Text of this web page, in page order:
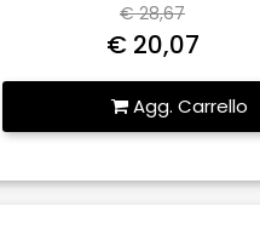
€ 28,67
€ 20,07
Quantità
Agg. Carrello